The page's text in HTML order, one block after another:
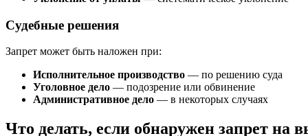
Судебные решения
Запрет может быть наложен при:
Исполнительное производство — по решению суда
Уголовное дело — подозрение или обвинение
Административное дело — в некоторых случаях
Что делать, если обнаружен запрет на